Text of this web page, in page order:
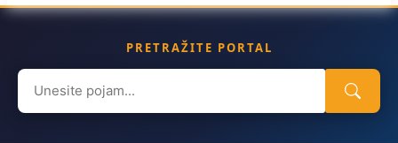
PRETRAŽITE PORTAL
Search
for: